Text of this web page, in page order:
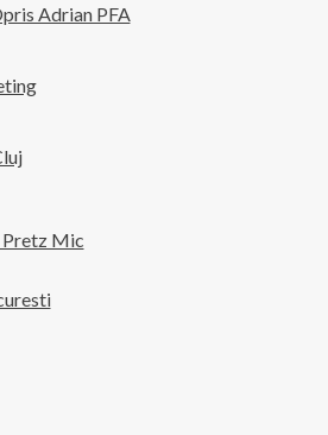
Adrian PFA
Pretz Mic